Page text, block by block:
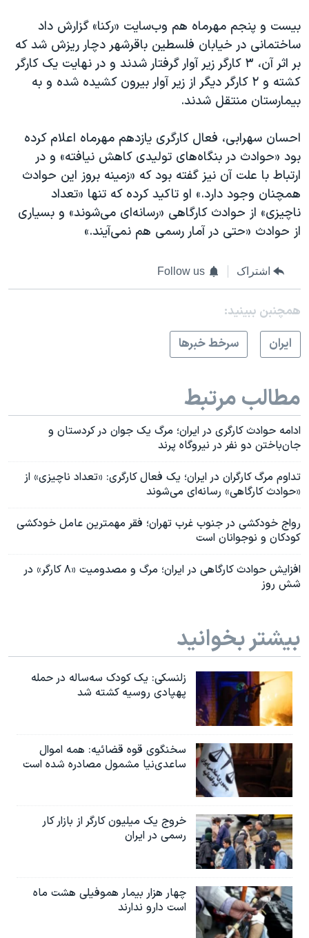
بیست و پنجم مهرماه هم وب‌سایت «رکنا» گزارش داد
ساختمانی در خیابان فلسطین باقرشهر دچار ریزش شد که
بر اثر آن، ۳ کارگر زیر آوار گرفتار شدند و در نهایت یک کارگر
کشته و ۲ کارگر دیگر از زیر آوار بیرون کشیده شده و به
بیمارستان منتقل شدند.
احسان سهرابی، فعال کارگری یازدهم مهرماه اعلام کرده
بود «حوادث در بنگاه‌های تولیدی کاهش نیافته» و در
ارتباط با علت آن نیز گفته بود که «زمینه بروز این حوادث
همچنان وجود دارد.» او تاکید کرده که تنها «تعداد
ناچیزی» از حوادث کارگاهی «رسانه‌ای می‌شوند» و بسیاری
از حوادث «حتی در آمار رسمی هم نمی‌آیند.»
اشتراک Follow us
همچنبن ببینید:
ايران
سرخط خبرها
مطالب مرتبط
ادامه حوادث کارگری در ایران؛ مرگ یک جوان در کردستان و
جان‌باختن دو نفر در نیروگاه پرند
تداوم مرگ کارگران در ایران؛ یک فعال کارگری: «تعداد ناچیزی» از
«حوادث کارگاهی» رسانه‌ای می‌شوند
رواج خودکشی در جنوب غرب تهران؛ فقر مهمترین عامل خودکشی
کودکان و نوجوانان است
افزایش حوادث کارگاهی در ایران؛ مرگ و مصدومیت «۸ کارگر» در
شش روز
بیشتر بخوانید
زلنسکی: یک کودک سه‌ساله در حمله
پهپادی روسیه کشته شد
سخنگوی قوه قضائیه: همه اموال
ساعدی‌نیا مشمول مصادره شده است
خروج یک میلیون کارگر از بازار کار
رسمی در ایران
چهار هزار بیمار هموفیلی هشت ماه
است دارو ندارند